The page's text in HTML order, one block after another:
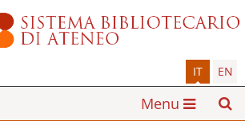
IT EN
Menu